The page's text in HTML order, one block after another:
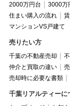
2000万円台
3000万
住まい購入の流れ
マンションVS戸建て
売りたい方
千葉の不動産売却
仲介と買取の違い
売却時に必要な書類
千葉リアルティーに